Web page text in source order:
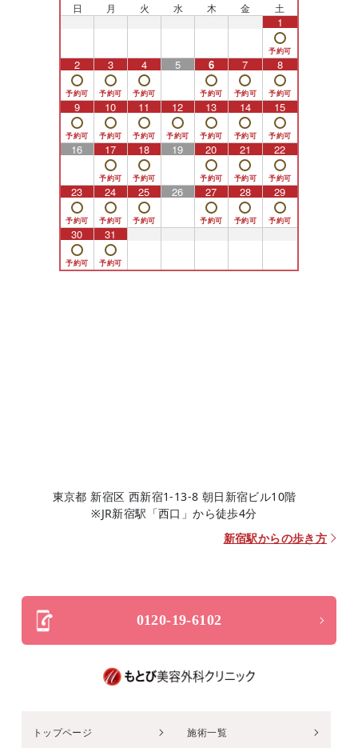
日 月 火 水 木 金 土
1
2 3 4 5 6 7 8
9 10 11 12 13 14 15
16 17 18 19 20 21 22
23 24 25 26 27 28 29
30 31
東京都 新宿区 西新宿1-13-8 朝日新宿ビル10階
※JR新宿駅「西口」から徒歩4分
新宿駅からの歩き方
0120-19-6102
トップページ 施術一覧